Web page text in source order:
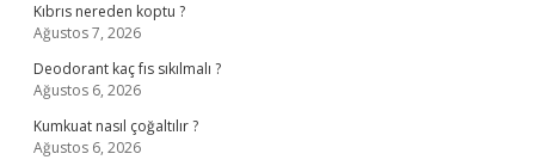
Kıbrıs nereden koptu ?
Ağustos 7, 2026
Deodorant kaç fıs sıkılmalı ?
Ağustos 6, 2026
Kumkuat nasıl çoğaltılır ?
Ağustos 6, 2026